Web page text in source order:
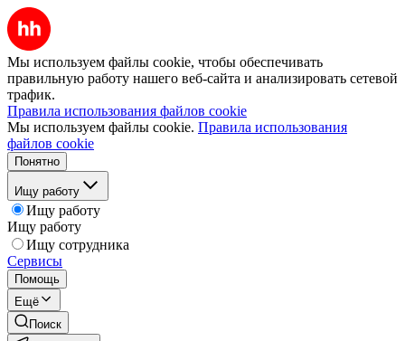
Мы используем файлы cookie, чтобы обеспечивать
правильную работу нашего веб-сайта и анализировать сетевой
трафик.
Правила использования файлов cookie
Мы используем файлы cookie. Правила использования
файлов cookie
Понятно
Ищу работу
Ищу работу
Ищу работу
Ищу сотрудника
Сервисы
Помощь
Ещё
Поиск